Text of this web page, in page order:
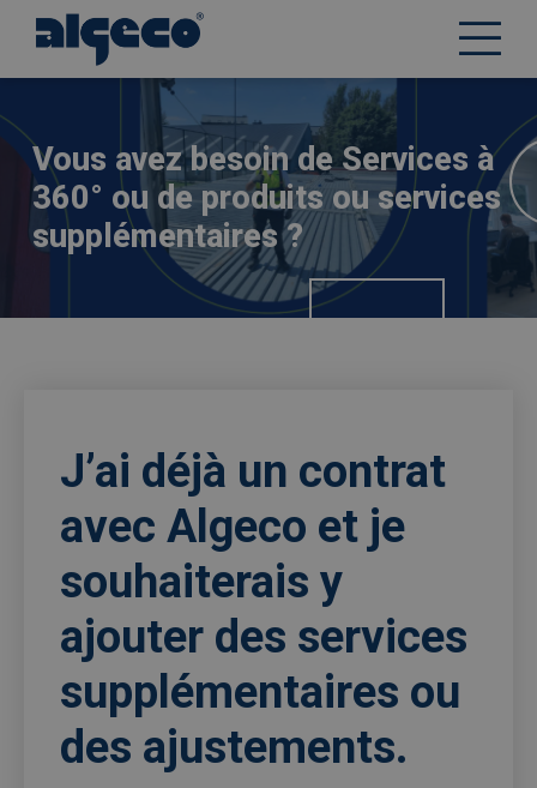
contenu
principal
Vous avez besoin de Services à
360° ou de produits ou services
supplémentaires ?
J’ai déjà un contrat
avec Algeco et je
souhaiterais y
ajouter des services
supplémentaires ou
des ajustements.